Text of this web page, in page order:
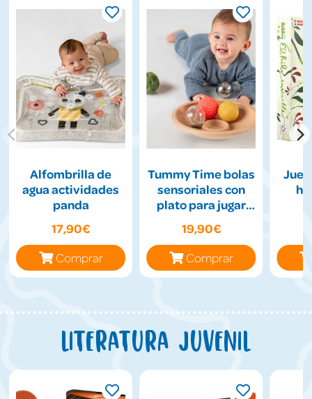
Alfombrilla de
agua actividades
panda
17,90€
Comprar
Tummy Time bolas
sensoriales con
plato para jugar
19,90€
Comprar
Literatura juvenil